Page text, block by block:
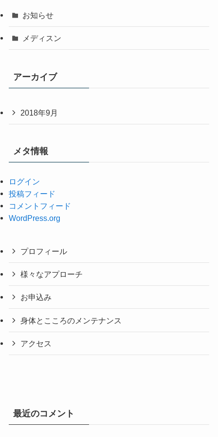
お知らせ
メディスン
アーカイブ
2018年9月
メタ情報
ログイン
投稿フィード
コメントフィード
WordPress.org
プロフィール
様々なアプローチ
お申込み
身体とこころのメンテナンス
アクセス
最近のコメント